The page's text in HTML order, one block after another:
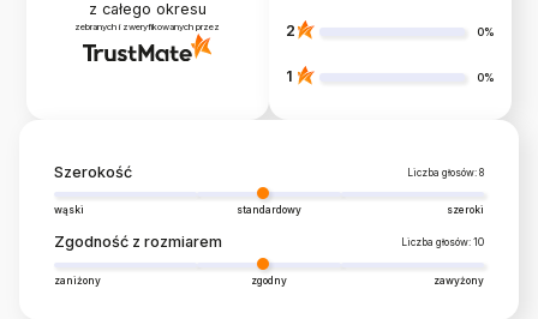
z całego okresu
zebranych i zweryfikowanych przez 2 0%
1 0%
Szerokość Liczba głosów: 8
wąski standardowy szeroki
Zgodność z rozmiarem Liczba głosów: 10
zaniżony zgodny zawyżony